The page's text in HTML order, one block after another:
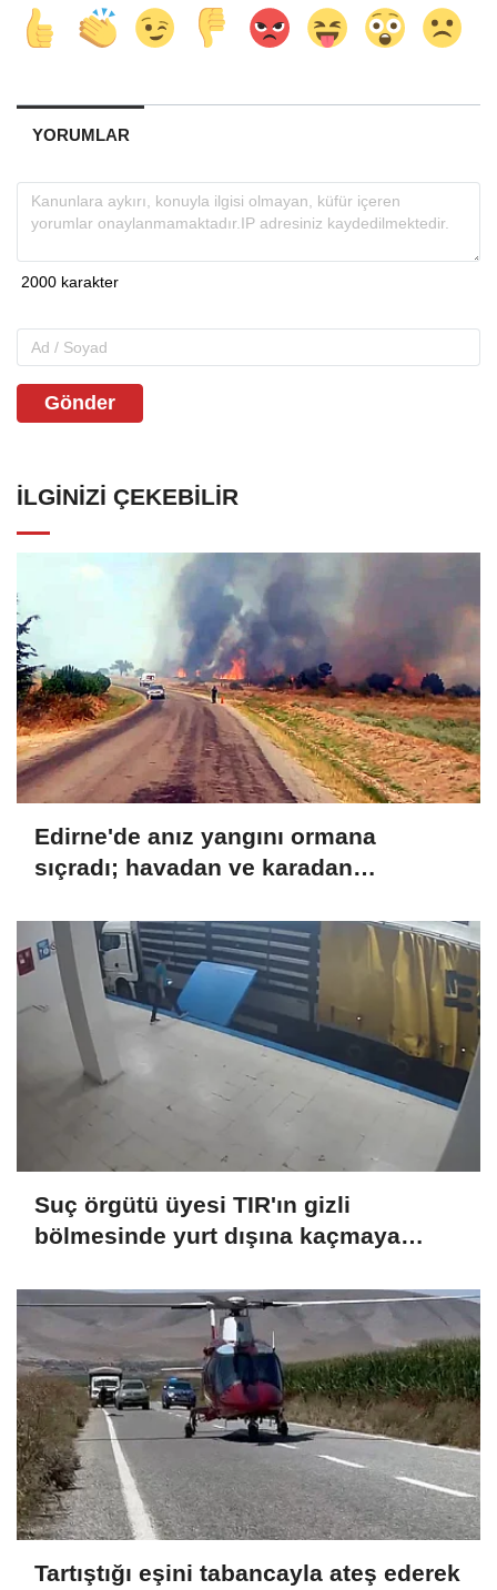
YORUMLAR
Gönder
İLGINIZI ÇEKEBILIR
Edirne'de anız yangını ormana
sıçradı; havadan ve karadan
Suç örgütü üyesi TIR'ın gizli
bölmesinde yurt dışına kaçmaya
Tartıştığı eşini tabancayla ateş ederek